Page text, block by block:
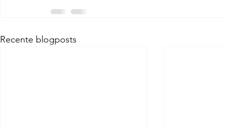
Recente blogposts